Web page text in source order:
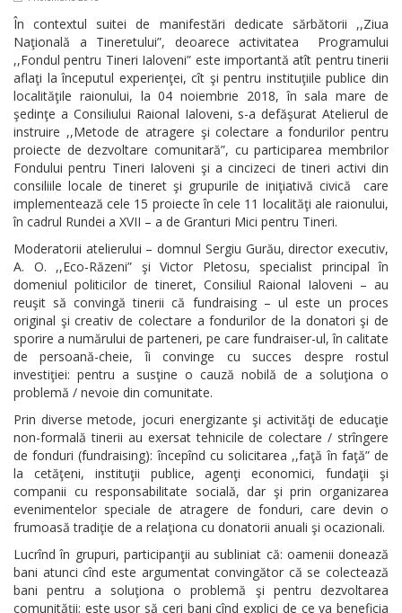
În contextul suitei de manifestări dedicate sărbătorii ,,Ziua
Naţională a Tineretului”, deoarece activitatea Programului
,,Fondul pentru Tineri Ialoveni” este importantă atît pentru tinerii
aflaţi la începutul experienţei, cît şi pentru instituţiile publice din
localităţile raionului, la 04 noiembrie 2018, în sala mare de
şedinţe a Consiliului Raional Ialoveni, s-a defăşurat Atelierul de
instruire ,,Metode de atragere şi colectare a fondurilor pentru
proiecte de dezvoltare comunitară”, cu participarea membrilor
Fondului pentru Tineri Ialoveni şi a cincizeci de tineri activi din
consiliile locale de tineret şi grupurile de iniţiativă civică care
implementează cele 15 proiecte în cele 11 localităţi ale raionului,
în cadrul Rundei a XVII – a de Granturi Mici pentru Tineri.
Moderatorii atelierului – domnul Sergiu Gurău, director executiv,
A. O. ,,Eco-Răzeni” şi Victor Pletosu, specialist principal în
domeniul politicilor de tineret, Consiliul Raional Ialoveni – au
reuşit să convingă tinerii că fundraising – ul este un proces
original şi creativ de colectare a fondurilor de la donatori şi de
sporire a numărului de parteneri, pe care fundraiser-ul, în calitate
de persoană-cheie, îi convinge cu succes despre rostul
investiţiei: pentru a susţine o cauză nobilă de a soluţiona o
problemă / nevoie din comunitate.
Prin diverse metode, jocuri energizante şi activităţi de educaţie
non-formală tinerii au exersat tehnicile de colectare / strîngere
de fonduri (fundraising): începînd cu solicitarea ,,faţă în faţă” de
la cetăţeni, instituţii publice, agenţi economici, fundaţii şi
companii cu responsabilitate socială, dar şi prin organizarea
evenimentelor speciale de atragere de fonduri, care devin o
frumoasă tradiţie de a relaţiona cu donatorii anuali şi ocazionali.
Lucrînd în grupuri, participanţii au subliniat că: oamenii donează
bani atunci cînd este argumentat convingător că se colectează
bani pentru a soluţiona o problemă şi pentru dezvoltarea
comunităţii; este uşor să ceri bani cînd explici de ce va beneficia